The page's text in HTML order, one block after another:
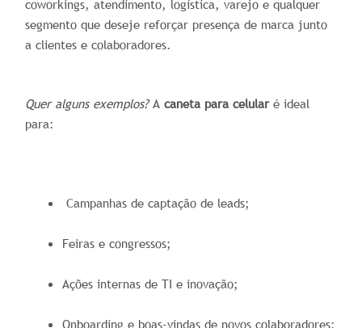
coworkings, atendimento, logística, varejo e qualquer
segmento que deseje reforçar presença de marca junto
a clientes e colaboradores.
Quer alguns exemplos?A caneta para celularé ideal
para:
Campanhas de captação de leads;
Feiras e congressos;
Ações internas de TI e inovação;
Onboarding e boas-vindas de novos colaboradores;